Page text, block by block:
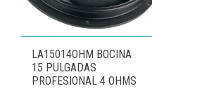
LA15014OHM BOCINA
15 PULGADAS
PROFESIONAL 4 OHMS